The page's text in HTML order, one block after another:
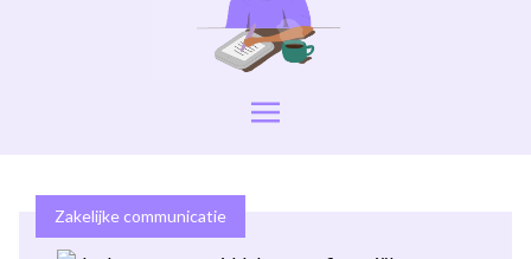
Zakelijke communicatie